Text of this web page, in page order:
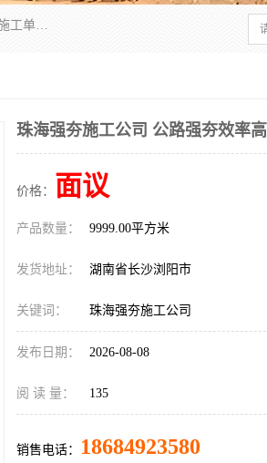
湖南业峻强夯基础工程有限公司是一家专业从事湖南强夯基础工程、强夯机租赁，地基处理的施工单位。业务覆盖：湖南、广东，江西等地。可承接1000KN.m-25000KN.m强夯（置换）工程。公司创始人是国内较早期从事强夯施工的建设者，经过多年的一步一个脚印的发展，在行业内具有较高的度和良好的口碑。
珠海强夯施工公司 公路强夯效率高
价格： 面议
产品数量： 9999.00平方米
发货地址： 湖南省长沙浏阳市
关键词： 珠海强夯施工公司
发布日期： 2026-08-08
阅 读 量： 135
销售电话： 18684923580